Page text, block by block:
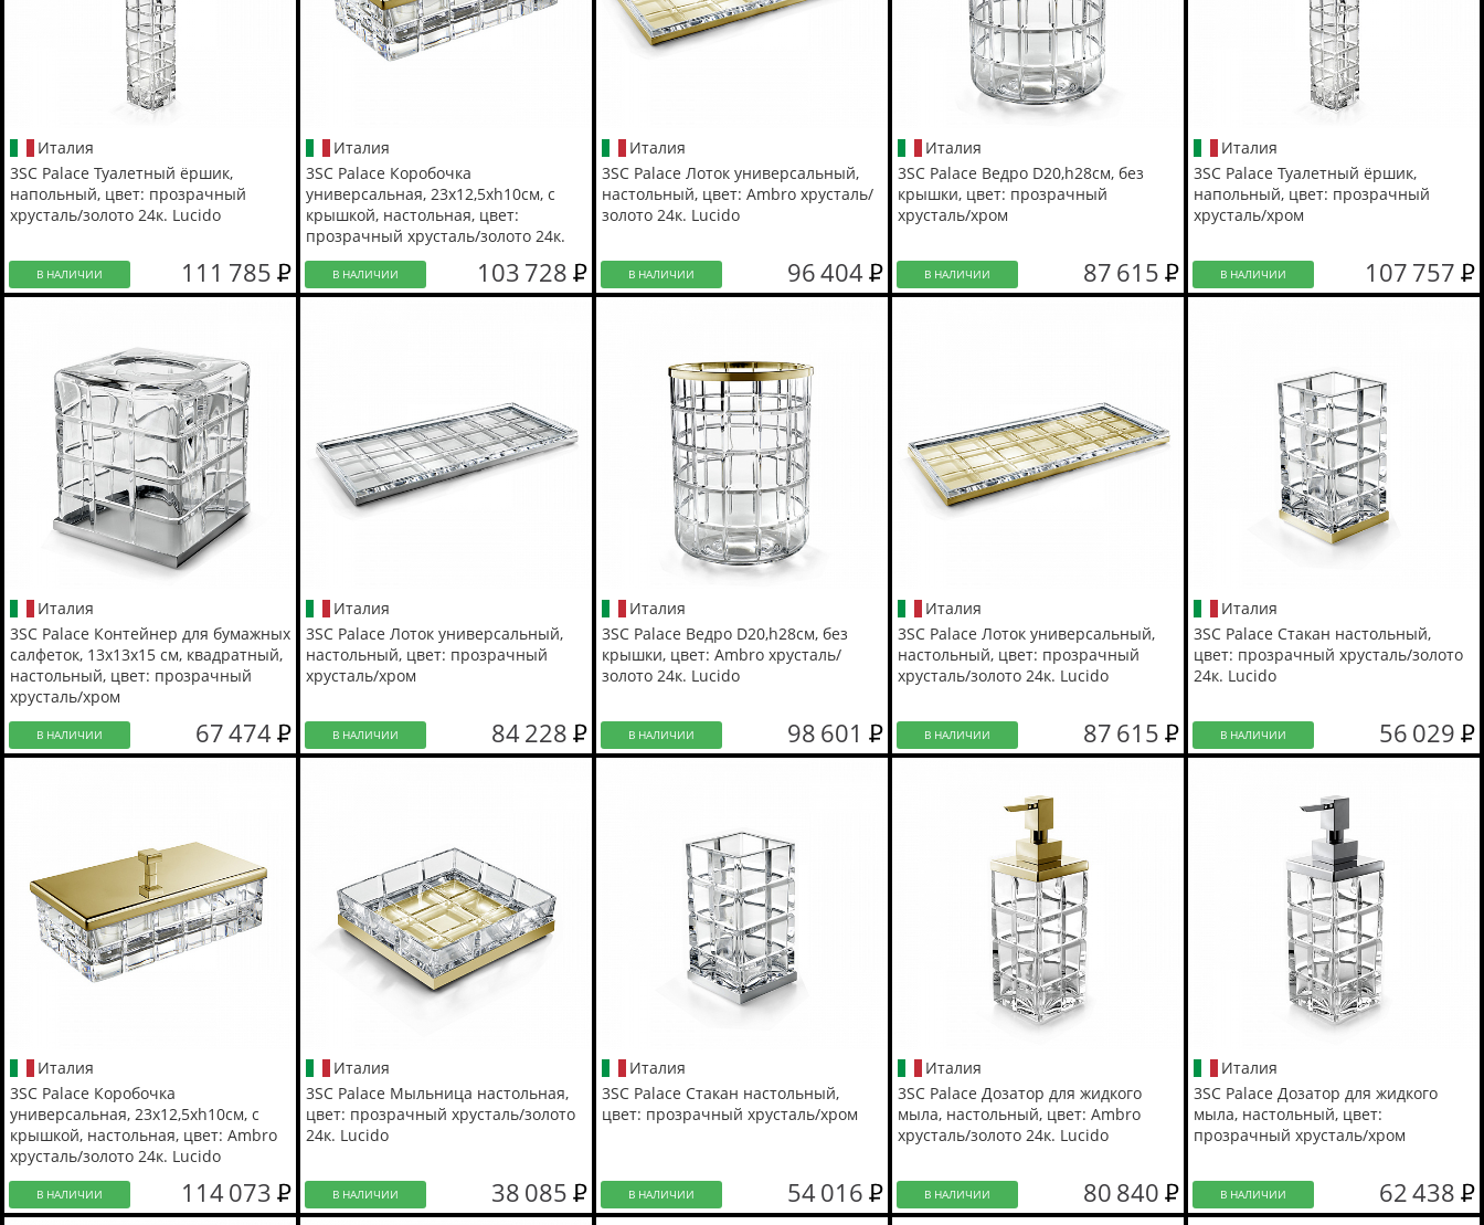
Италия
3SC Palace Туалетный ёршик,
напольный, цвет: прозрачный
хрусталь/золото 24к. Lucido
В НАЛИЧИИ 111 785
Италия
3SC Palace Коробочка
универсальная, 23х12,5хh10см, с
крышкой, настольная, цвет:
прозрачный хрусталь/золото 24к.
Lucido
В НАЛИЧИИ 103 728
Италия
3SC Palace Лоток универсальный,
настольный, цвет: Ambro хрусталь/
золото 24к. Lucido
В НАЛИЧИИ 96 404
Италия
3SC Palace Ведро D20,h28см, без
крышки, цвет: прозрачный
хрусталь/хром
В НАЛИЧИИ 87 615
Италия
3SC Palace Туалетный ёршик,
напольный, цвет: прозрачный
хрусталь/хром
В НАЛИЧИИ 107 757
Италия
3SC Palace Контейнер для бумажных
салфеток, 13х13х15 см, квадратный,
настольный, цвет: прозрачный
хрусталь/хром
В НАЛИЧИИ 67 474
Италия
3SC Palace Лоток универсальный,
настольный, цвет: прозрачный
хрусталь/хром
В НАЛИЧИИ 84 228
Италия
3SC Palace Ведро D20,h28см, без
крышки, цвет: Ambro хрусталь/
золото 24к. Lucido
В НАЛИЧИИ 98 601
Италия
3SC Palace Лоток универсальный,
настольный, цвет: прозрачный
хрусталь/золото 24к. Lucido
В НАЛИЧИИ 87 615
Италия
3SC Palace Стакан настольный,
цвет: прозрачный хрусталь/золото
24к. Lucido
В НАЛИЧИИ 56 029
Италия
3SC Palace Коробочка
универсальная, 23х12,5хh10см, с
крышкой, настольная, цвет: Ambro
хрусталь/золото 24к. Lucido
В НАЛИЧИИ 114 073
Италия
3SC Palace Мыльница настольная,
цвет: прозрачный хрусталь/золото
24к. Lucido
В НАЛИЧИИ 38 085
Италия
3SC Palace Стакан настольный,
цвет: прозрачный хрусталь/хром
В НАЛИЧИИ 54 016
Италия
3SC Palace Дозатор для жидкого
мыла, настольный, цвет: Ambro
хрусталь/золото 24к. Lucido
В НАЛИЧИИ 80 840
Италия
3SC Palace Дозатор для жидкого
мыла, настольный, цвет:
прозрачный хрусталь/хром
В НАЛИЧИИ 62 438